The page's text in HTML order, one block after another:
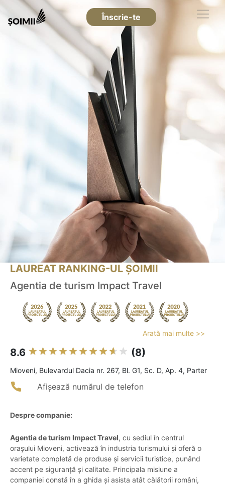
Înscrie-te
LAUREAT RANKING-UL ȘOIMII
Agentia de turism Impact Travel
Arată mai multe >>
8.6 (8)
Mioveni, Bulevardul Dacia nr. 267, Bl. G1, Sc. D, Ap. 4, Parter
Afișează numărul de telefon
Despre companie:
Agentia de turism Impact Travel, cu sediul în centrul
orașului Mioveni, activează în industria turismului și oferă o
varietate completă de produse și servicii turistice, punând
accent pe siguranță și calitate. Principala misiune a
companiei constă în a ghida și asista atât călătorii români,